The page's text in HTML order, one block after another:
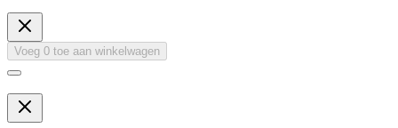
Voeg 0 toe aan winkelwagen